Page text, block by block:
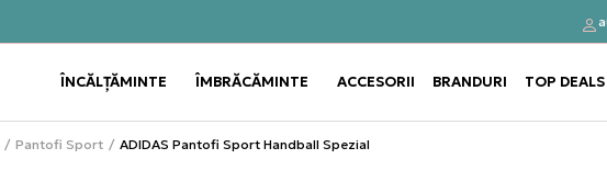
ÎNCĂLȚĂMINTE Use shift+Enter to open or close
ÎMBRĂCĂMINTE Use shift+Enter to open or close
ACCESORII BRANDURI TOP DEALS
Pantofi Sport ADIDAS Pantofi Sport Handball Spezial